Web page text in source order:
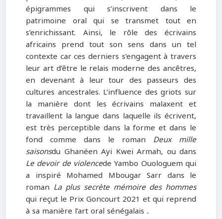
épigrammes qui s’inscrivent dans le
patrimoine oral qui se transmet tout en
s’enrichissant. Ainsi, le rôle des écrivains
africains prend tout son sens dans un tel
contexte car ces derniers s’engagent à travers
leur art d’être le relais moderne des ancêtres,
en devenant à leur tour des passeurs des
cultures ancestrales. L’influence des griots sur
la manière dont les écrivains malaxent et
travaillent la langue dans laquelle ils écrivent,
est très perceptible dans la forme et dans le
fond comme dans le roman Deux mille
saisonsdu Ghanéen Ayi Kwei Armah, ou dans
Le devoir de violencede Yambo Ouologuem qui
a inspiré Mohamed Mbougar Sarr dans le
roman La plus secrète mémoire des hommes
qui reçut le Prix Goncourt 2021 et qui reprend
à sa manière l’art oral sénégalais .